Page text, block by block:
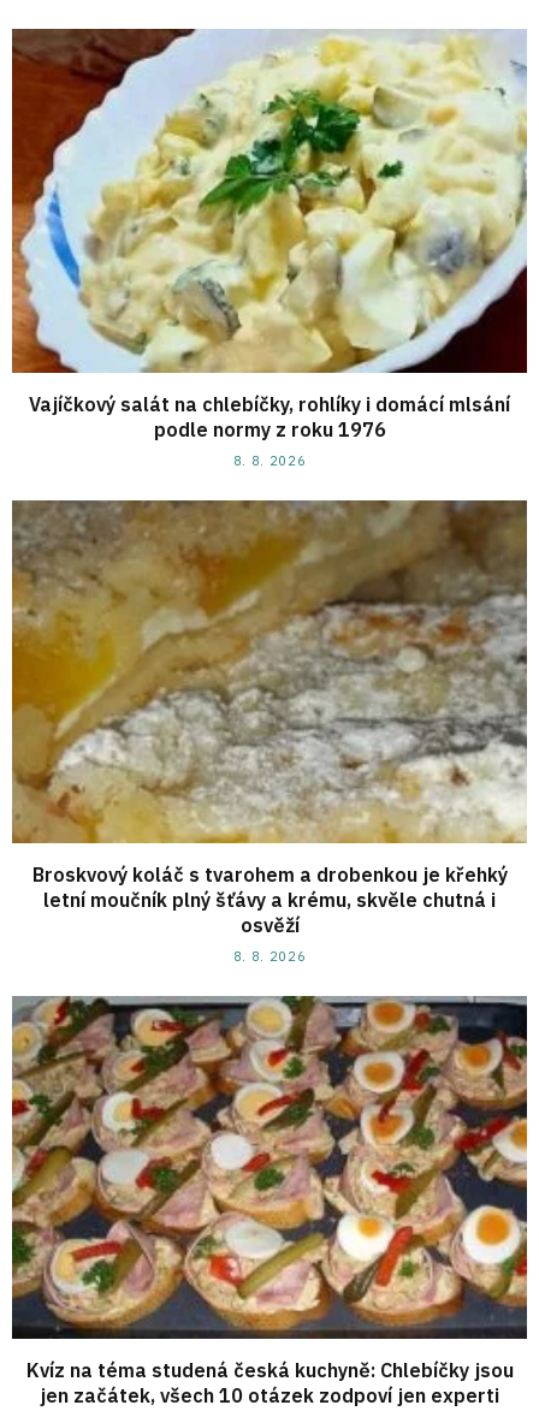
Vajíčkový salát na chlebíčky, rohlíky i domácí mlsání
podle normy z roku 1976
8. 8. 2026
Broskvový koláč s tvarohem a drobenkou je křehký
letní moučník plný šťávy a krému, skvěle chutná i
osvěží
8. 8. 2026
Kvíz na téma studená česká kuchyně: Chlebíčky jsou
jen začátek, všech 10 otázek zodpoví jen experti